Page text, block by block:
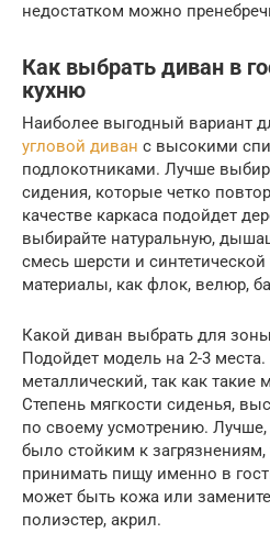
недостатком можно
Как выбрать диван в
кухню
Наиболее выгодный вариант
угловой диван с высокими
подлокотниками. Лучше
сидения, которые четко
качестве каркаса подойдет
выбирайте натуральную,
смесь шерсти и
материалы, как флок, велюр,
Какой диван выбрать для
Подойдет модель на 2-3
металлический, так как
Степень мягкости сиденья,
по своему усмотрению.
было стойким к
принимать пищу именно в
может быть кожа или
полиэстер, акрил.